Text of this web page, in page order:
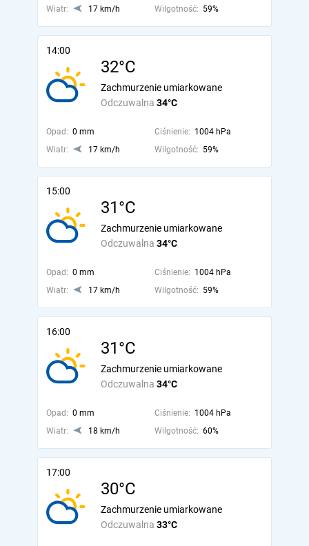
Wiatr:
17 km/h Wilgotność: 59%
14:00
32°C
Odczuwalna 34°C
Zachmurzenie umiarkowane
Opad: 0 mm Ciśnienie: 1004 hPa
Wiatr:
17 km/h Wilgotność: 59%
15:00
31°C
Odczuwalna 34°C
Zachmurzenie umiarkowane
Opad: 0 mm Ciśnienie: 1004 hPa
Wiatr:
17 km/h Wilgotność: 59%
16:00
31°C
Odczuwalna 34°C
Zachmurzenie umiarkowane
Opad: 0 mm Ciśnienie: 1004 hPa
Wiatr:
18 km/h Wilgotność: 60%
17:00
30°C
Odczuwalna 33°C
Zachmurzenie umiarkowane